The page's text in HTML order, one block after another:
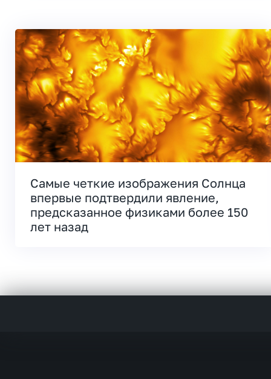
Самые четкие изображения Солнца
впервые подтвердили явление,
предсказанное физиками более 150
лет назад